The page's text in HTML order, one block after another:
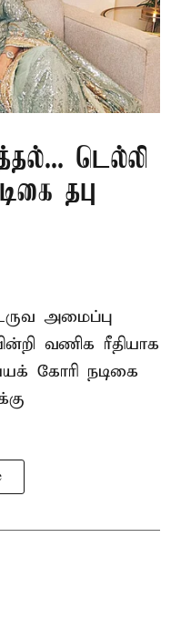
டெல்லி
தபு
அமைப்பு
வணிக ரீதியாக
கோரி நடிகை